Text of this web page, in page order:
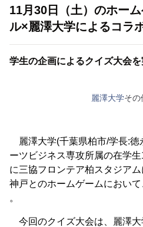
11月30日（土）のホー
ル×麗澤大学によるコラ
学生の企画によるクイズ大会
麗澤大学その
麗澤大学(千葉県柏市/学長:徳
ーツビジネス専攻所属の在学生
に三協フロンテア柏スタジア
神戸とのホームゲームにおい
。
今回のクイズ大会は、麗澤大